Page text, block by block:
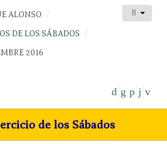
ALONSO
DE LOS SÁBADOS
2016
de los Sábados